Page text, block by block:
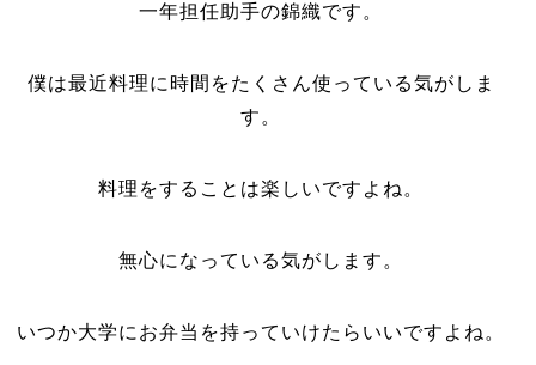
一年担任助手の錦織です。
僕は最近料理に時間をたくさん使っている気がしま
す。
料理をすることは楽しいですよね。
無心になっている気がします。
いつか大学にお弁当を持っていけたらいいですよね。